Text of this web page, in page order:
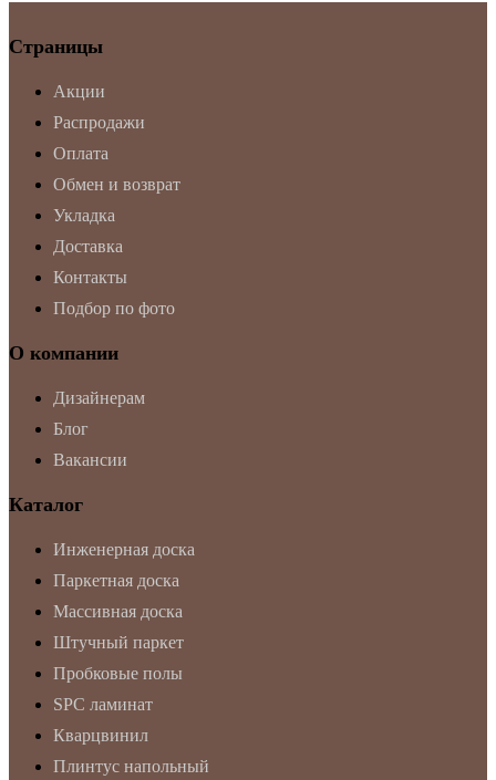
Страницы
Акции
Распродажи
Оплата
Обмен и возврат
Укладка
Доставка
Контакты
Подбор по фото
О компании
Дизайнерам
Блог
Вакансии
Каталог
Инженерная доска
Паркетная доска
Массивная доска
Штучный паркет
Пробковые полы
SPC ламинат
Кварцвинил
Плинтус напольный